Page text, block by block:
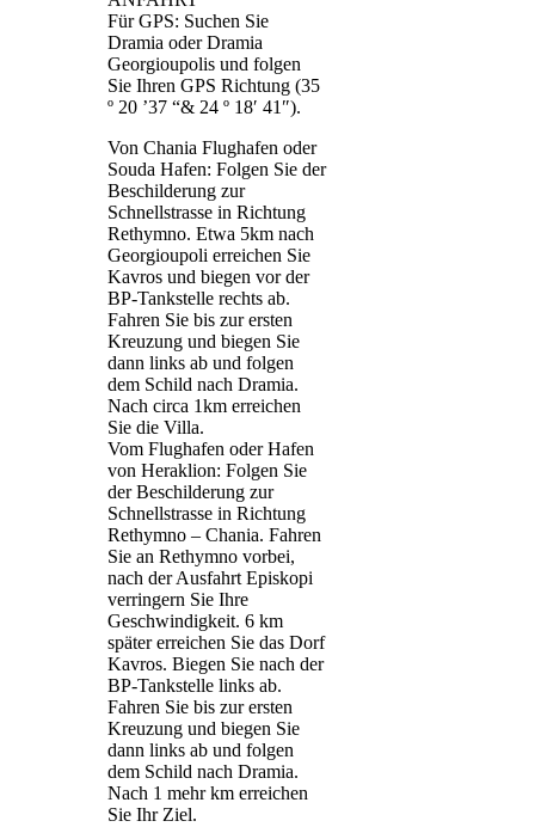
Für GPS: Suchen Sie
Dramia oder Dramia
Georgioupolis und folgen
Sie Ihren GPS Richtung (35
º 20 ’37 “& 24 º 18′ 41″).
Von Chania Flughafen oder
Souda Hafen: Folgen Sie der
Beschilderung zur
Schnellstrasse in Richtung
Rethymno. Etwa 5km nach
Georgioupoli erreichen Sie
Kavros und biegen vor der
BP-Tankstelle rechts ab.
Fahren Sie bis zur ersten
Kreuzung und biegen Sie
dann links ab und folgen
dem Schild nach Dramia.
Nach circa 1km erreichen
Sie die Villa.
Vom Flughafen oder Hafen
von Heraklion: Folgen Sie
der Beschilderung zur
Schnellstrasse in Richtung
Rethymno – Chania. Fahren
Sie an Rethymno vorbei,
nach der Ausfahrt Episkopi
verringern Sie Ihre
Geschwindigkeit. 6 km
später erreichen Sie das Dorf
Kavros. Biegen Sie nach der
BP-Tankstelle links ab.
Fahren Sie bis zur ersten
Kreuzung und biegen Sie
dann links ab und folgen
dem Schild nach Dramia.
Nach 1 mehr km erreichen
Sie Ihr Ziel.